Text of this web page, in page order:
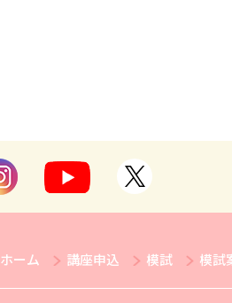
ホーム 講座申込 模試 模試